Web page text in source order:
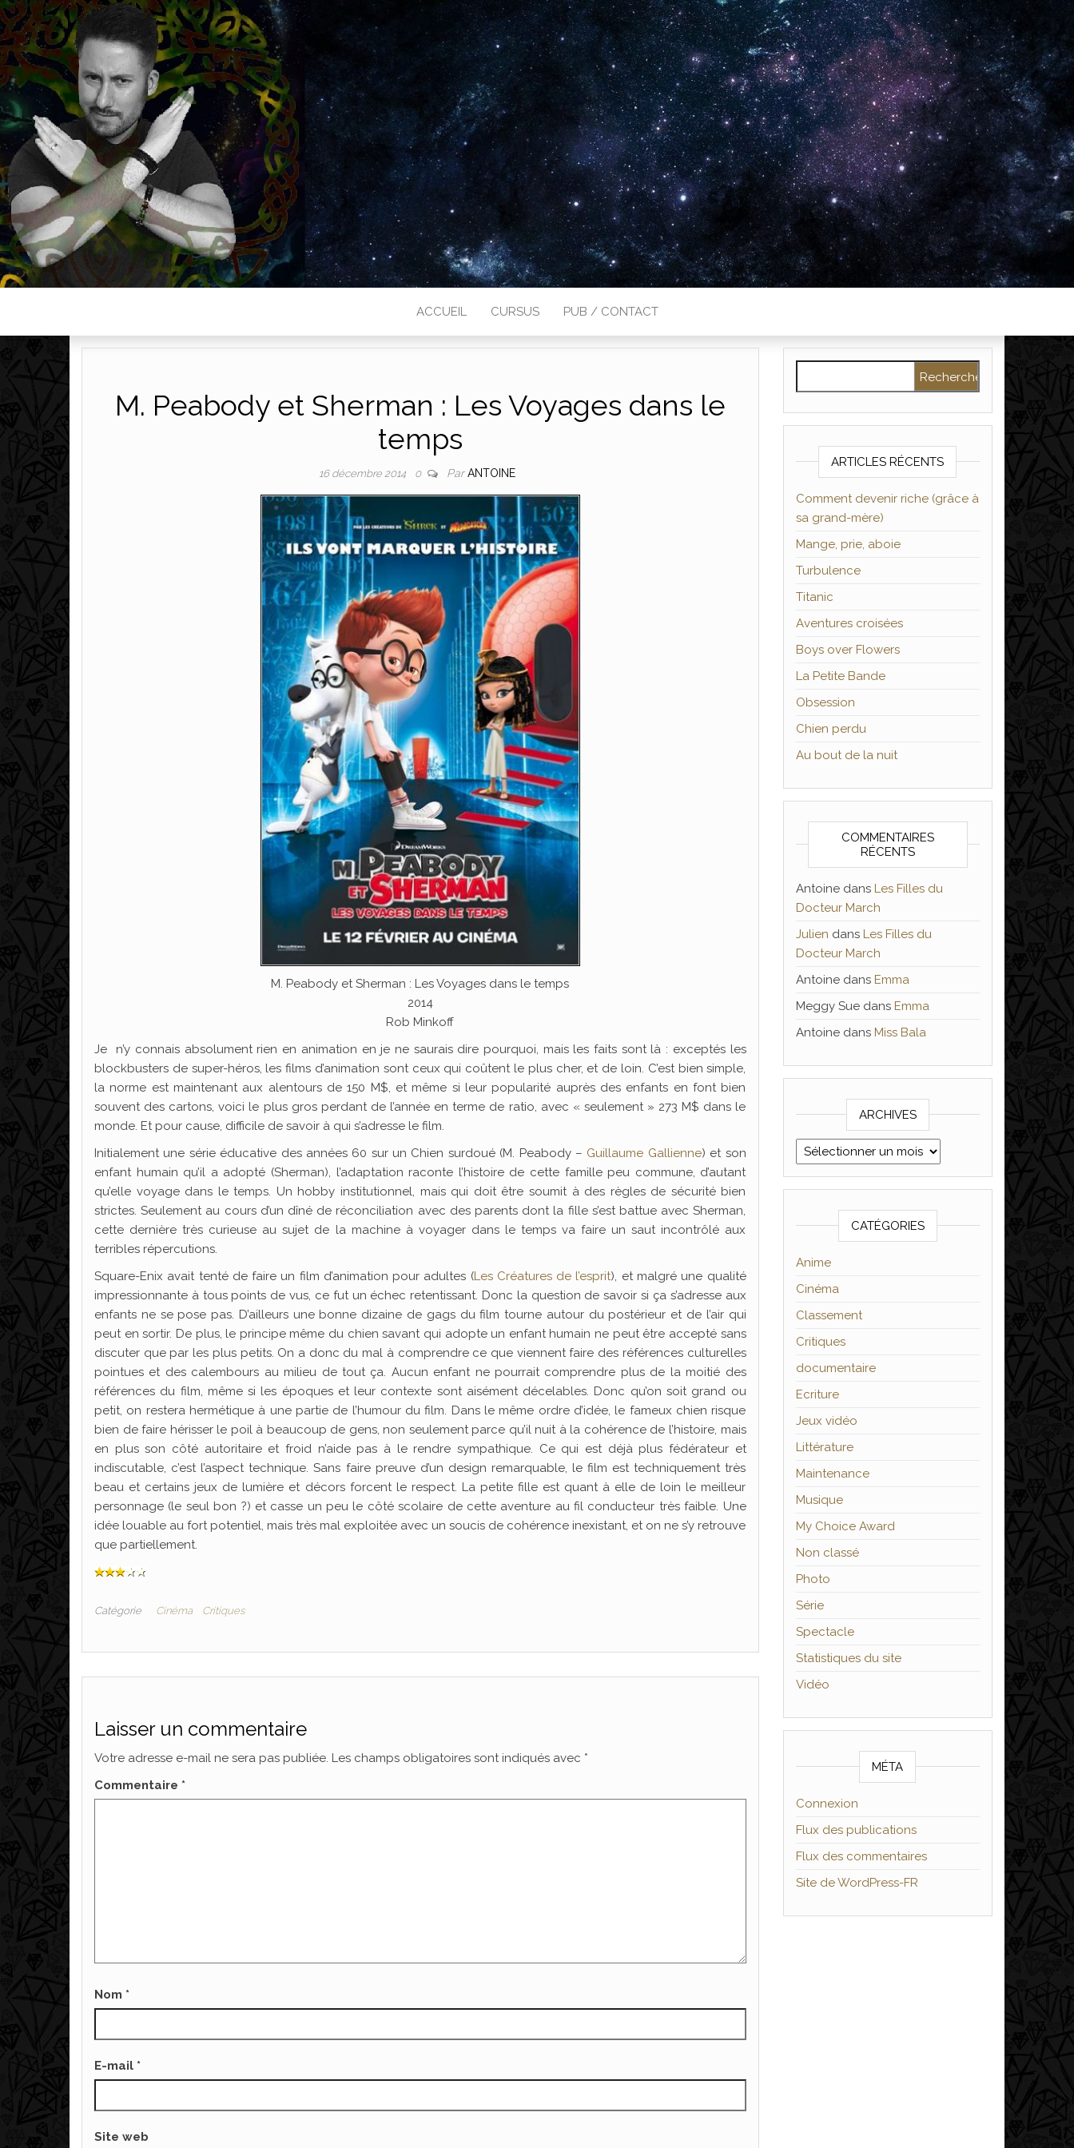
Plus de 2800 critiques de films
ACCUEIL CURSUS PUB / CONTACT
M. Peabody et Sherman : Les Voyages dans le
temps
16 décembre 2014 0 ParANTOINE
M. Peabody et Sherman : Les Voyages dans le temps
2014
Rob Minkoff
Je n’y connais absolument rien en animation en je ne saurais dire pourquoi, mais les faits sont là : exceptés les
blockbusters de super-héros, les films d’animation sont ceux qui coûtent le plus cher, et de loin. C’est bien simple,
la norme est maintenant aux alentours de 150 M$, et même si leur popularité auprès des enfants en font bien
souvent des cartons, voici le plus gros perdant de l’année en terme de ratio, avec « seulement » 273 M$ dans le
monde. Et pour cause, difficile de savoir à qui s’adresse le film.
Initialement une série éducative des années 60 sur un Chien surdoué (M. Peabody – Guillaume Gallienne) et son
enfant humain qu’il a adopté (Sherman), l’adaptation raconte l’histoire de cette famille peu commune, d’autant
qu’elle voyage dans le temps. Un hobby institutionnel, mais qui doit être soumit à des règles de sécurité bien
strictes. Seulement au cours d’un dîné de réconciliation avec des parents dont la fille s’est battue avec Sherman,
cette dernière très curieuse au sujet de la machine à voyager dans le temps va faire un saut incontrôlé aux
terribles répercutions.
Square-Enix avait tenté de faire un film d’animation pour adultes (Les Créatures de l’esprit), et malgré une qualité
impressionnante à tous points de vus, ce fut un échec retentissant. Donc la question de savoir si ça s’adresse aux
enfants ne se pose pas. D’ailleurs une bonne dizaine de gags du film tourne autour du postérieur et de l’air qui
peut en sortir. De plus, le principe même du chien savant qui adopte un enfant humain ne peut être accepté sans
discuter que par les plus petits. On a donc du mal à comprendre ce que viennent faire des références culturelles
pointues et des calembours au milieu de tout ça. Aucun enfant ne pourrait comprendre plus de la moitié des
références du film, même si les époques et leur contexte sont aisément décelables. Donc qu’on soit grand ou
petit, on restera hermétique à une partie de l’humour du film. Dans le même ordre d’idée, le fameux chien risque
bien de faire hérisser le poil à beaucoup de gens, non seulement parce qu’il nuit à la cohérence de l’histoire, mais
en plus son côté autoritaire et froid n’aide pas à le rendre sympathique. Ce qui est déjà plus fédérateur et
indiscutable, c’est l’aspect technique. Sans faire preuve d’un design remarquable, le film est techniquement très
beau et certains jeux de lumière et décors forcent le respect. La petite fille est quant à elle de loin le meilleur
personnage (le seul bon ?) et casse un peu le côté scolaire de cette aventure au fil conducteur très faible. Une
idée louable au fort potentiel, mais très mal exploitée avec un soucis de cohérence inexistant, et on ne s’y retrouve
que partiellement.
Catégorie Cinéma Critiques
Laisser un commentaire
Votre adresse e-mail ne sera pas publiée. Les champs obligatoires sont indiqués avec *
Commentaire *
Nom *
E-mail *
Site web
ARTICLES RÉCENTS
Comment devenir riche (grâce à
sa grand-mère)
Mange, prie, aboie
Turbulence
Titanic
Aventures croisées
Boys over Flowers
La Petite Bande
Obsession
Chien perdu
Au bout de la nuit
COMMENTAIRES
RÉCENTS
Antoinedans Les Filles du
Docteur March
Julien dans Les Filles du
Docteur March
Antoinedans Emma
Meggy Suedans Emma
Antoinedans Miss Bala
ARCHIVES
Archives
CATÉGORIES
Anime
Cinéma
Classement
Critiques
documentaire
Ecriture
Jeux vidéo
Littérature
Maintenance
Musique
My Choice Award
Non classé
Photo
Série
Spectacle
Statistiques du site
Vidéo
MÉTA
Connexion
Flux des publications
Flux des commentaires
Site de WordPress-FR